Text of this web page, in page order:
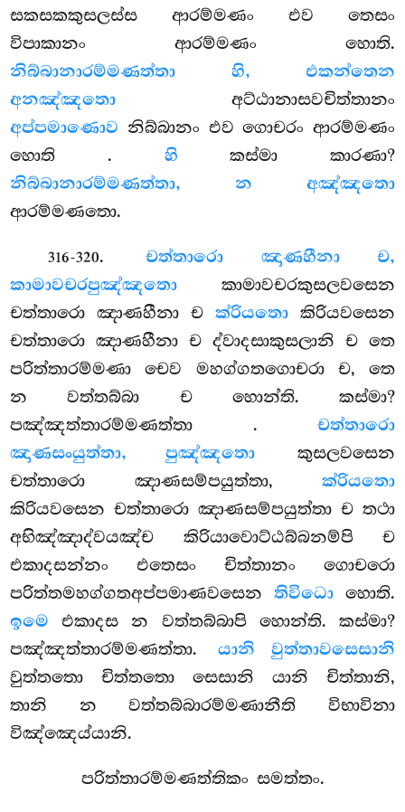
සකසකකුසලස්ස ආරම්මණං එව තෙසං
විපාකානං ආරම්මණං හොති.
නිබ්බානාරම්මණත්තා හි, එකන්තෙන
අනඤ්ඤතො අට්ඨානාසවචිත්තානං
අප්පමාණොව නිබ්බානං එව ගොචරං ආරම්මණං
හොති . හි කස්මා කාරණා?
නිබ්බානාරම්මණත්තා, න අඤ්ඤතො
ආරම්මණතො.
316-320.චත්තාරො ඤාණහීනා ච,
කාමාවචරපුඤ්ඤතො කාමාවචරකුසලවසෙන
චත්තාරො ඤාණහීනා ච ක්රියතොකිරියවසෙන
චත්තාරො ඤාණහීනා ච ද්වාදසාකුසලානි ච තෙ
පරිත්තාරම්මණා චෙව මහග්ගතගොචරා ච, තෙ
න වත්තබ්බා ච හොන්ති. කස්මා?
පඤ්ඤත්තාරම්මණත්තා . චත්තාරො
ඤාණසංයුත්තා, පුඤ්ඤතොකුසලවසෙන
චත්තාරො ඤාණසම්පයුත්තා, ක්රියතො
කිරියවසෙන චත්තාරො ඤාණසම්පයුත්තා ච තථා
අභිඤ්ඤාද්වයඤ්ච කිරියාවොට්ඨබ්බනම්පි ච
එකාදසන්නං එතෙසං චිත්තානං ගොචරො
පරිත්තමහග්ගතඅප්පමාණවසෙන තිවිධො හොති.
ඉමෙ එකාදස න වත්තබ්බාපි හොන්ති. කස්මා?
පඤ්ඤත්තාරම්මණත්තා. යානි වුත්තාවසෙසානි
වුත්තතො චිත්තතො සෙසානි යානි චිත්තානි,
තානි න වත්තබ්බාරම්මණානීති විභාවිනා
විඤ්ඤෙය්යානි.
පරිත්තාරම්මණත්තිකං සමත්තං.